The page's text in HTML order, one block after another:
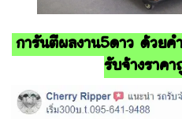
การันตีผลงาน5ดาว ด้วยค
รับจ้างราค